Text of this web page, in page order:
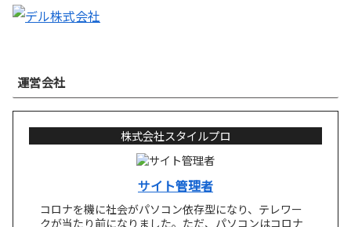
運営会社
株式会社スタイルプロ
サイト管理者
コロナを機に社会がパソコン依存型になり、テレワー
クが当たり前になりました。ただ、パソコンはコロナ